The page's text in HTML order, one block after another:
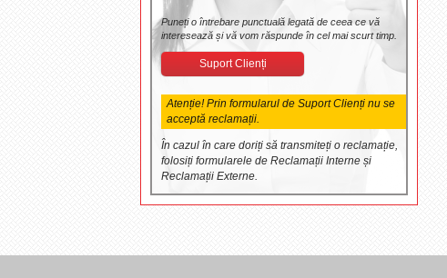
Puneți o întrebare punctuală legată de ceea ce vă
interesează și vă vom răspunde în cel mai scurt timp.
Suport Clienți
Atenție! Prin formularul de Suport Clienți nu se
acceptă reclamații.
În cazul în care doriți să transmiteți o reclamație,
folosiți formularele de Reclamații Interne și
Reclamații Externe.